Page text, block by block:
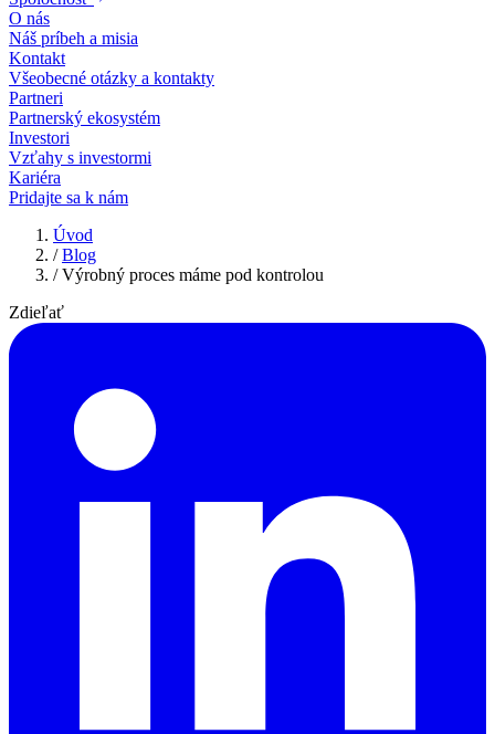
O nás
Náš príbeh a misia
Kontakt
Všeobecné otázky a kontakty
Partneri
Partnerský ekosystém
Investori
Vzťahy s investormi
Kariéra
Pridajte sa k nám
Úvod
/ Blog
/ Výrobný proces máme pod kontrolou
Zdieľať